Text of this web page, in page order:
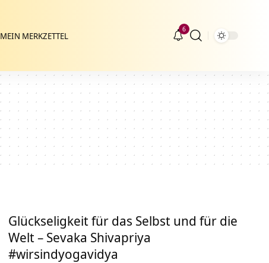
MEIN MERKZETTEL
6
Glückseligkeit für das Selbst und für die
Welt – Sevaka Shivapriya
#wirsindyogavidya